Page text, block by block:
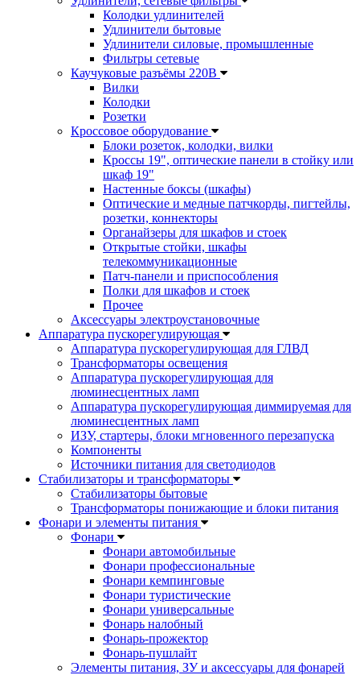
Колодки удлинителей
Удлинители бытовые
Удлинители силовые, промышленные
Фильтры сетевые
Каучуковые разъёмы 220В
Вилки
Колодки
Розетки
Кроссовое оборудование
Блоки розеток, колодки, вилки
Кроссы 19", оптические панели в стойку или
шкаф 19"
Настенные боксы (шкафы)
Оптические и медные патчкорды, пигтейлы,
розетки, коннекторы
Органайзеры для шкафов и стоек
Открытые стойки, шкафы
телекоммуникационные
Патч-панели и приспособления
Полки для шкафов и стоек
Прочее
Аксессуары электроустановочные
Аппаратура пускорегулирующая
Аппаратура пускорегулирующая для ГЛВД
Трансформаторы освещения
Аппаратура пускорегулирующая для
люминесцентных ламп
Аппаратура пускорегулирующая диммируемая для
люминесцентных ламп
ИЗУ, стартеры, блоки мгновенного перезапуска
Компоненты
Источники питания для светодиодов
Стабилизаторы и трансформаторы
Стабилизаторы бытовые
Трансформаторы понижающие и блоки питания
Фонари и элементы питания
Фонари
Фонари автомобильные
Фонари профессиональные
Фонари кемпинговые
Фонари туристические
Фонари универсальные
Фонарь налобный
Фонарь-прожектор
Фонарь-пушлайт
Элементы питания, ЗУ и аксессуары для фонарей